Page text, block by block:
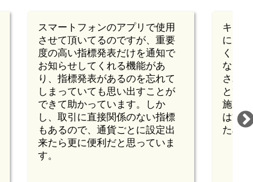
スマートフォンのアプリで使用
させて頂いてるのですが、重要
度の高い指標発表だけを通知で
お知らせしてくれる機能があ
り、指標発表があるのを忘れて
しまっていても思い出すことが
できて助かっています。しか
し、取引に直接関係のない指標
もあるので、通貨ごとに設定出
来たら更に便利だと思っていま
す。
キャ
によ
く、
など
され
とて
施し
は簡
ため